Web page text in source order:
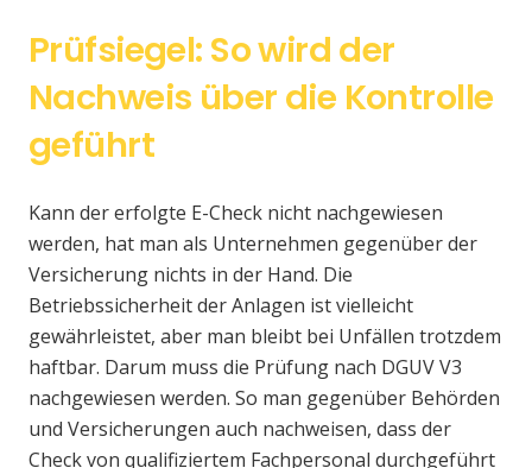
Prüfsiegel: So wird der
Nachweis über die Kontrolle
geführt
Kann der erfolgte E-Check nicht nachgewiesen
werden, hat man als Unternehmen gegenüber der
Versicherung nichts in der Hand. Die
Betriebssicherheit der Anlagen ist vielleicht
gewährleistet, aber man bleibt bei Unfällen trotzdem
haftbar. Darum muss die Prüfung nach DGUV V3
nachgewiesen werden. So man gegenüber Behörden
und Versicherungen auch nachweisen, dass der
Check von qualifiziertem Fachpersonal durchgeführt